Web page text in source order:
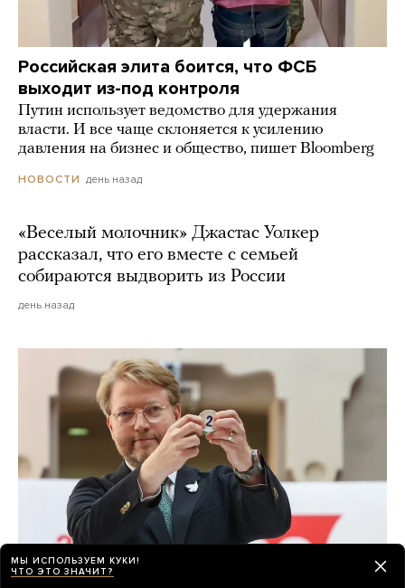
Российская элита боится, что ФСБ
выходит из-под контроля
Путин использует ведомство для удержания
власти. И все чаще склоняется к усилению
давления на бизнес и общество, пишет Bloomberg
НОВОСТИ день назад
«Веселый молочник» Джастас Уолкер
рассказал, что его вместе с семьей
собираются выдворить из России
день назад
МЫ ИСПОЛЬЗУЕМ КУКИ!
ЧТО ЭТО ЗНАЧИТ?